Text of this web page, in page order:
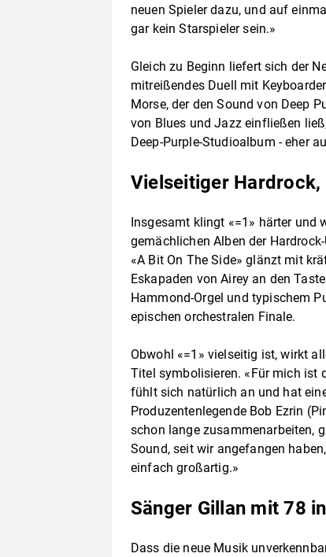
neuen Spieler dazu, und auf
gar kein Starspieler sein.»
Gleich zu Beginn liefert sich der
mitreißendes Duell mit
Morse, der den Sound von Deep
von Blues und Jazz einfließen
Deep-Purple-Studioalbum - eher
Vielseitiger
Insgesamt klingt «=1» härter
gemächlichen Alben der
«A Bit On The Side» glänzt mit
Eskapaden von Airey an den
Hammond-Orgel und typischem
epischen orchestralen Finale.
Obwohl «=1» vielseitig ist, wirkt
Titel symbolisieren. «Für mich ist
fühlt sich natürlich an und hat
Produzentenlegende Bob Ezrin
schon lange zusammenarbeiten,
Sound, seit wir angefangen
einfach großartig.»
Sänger Gillan mit 78
Dass die neue Musik